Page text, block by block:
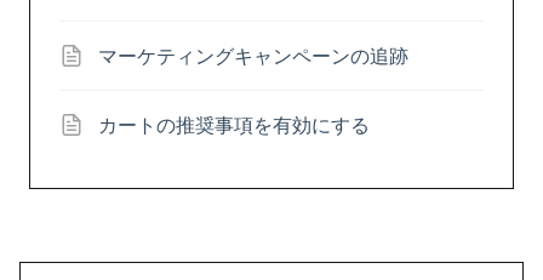
マーケティングキャンペーンの追跡
カートの推奨事項を有効にする